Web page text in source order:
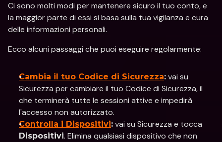
Ci sono molti modi per mantenere sicuro il tuo conto, e
la maggior parte di essi si basa sulla tua vigilanza e cura
delle informazioni personali.
Ecco alcuni passaggi che puoi eseguire regolarmente:
Cambia il tuo Codice di Sicurezza: vai su
Sicurezza per cambiare il tuo Codice di Sicurezza, il
che terminerà tutte le sessioni attive e impedirà
l'accesso non autorizzato.
Controlla i Dispositivi:
Dispositivi. Elimina qualsiasi dispositivo che non